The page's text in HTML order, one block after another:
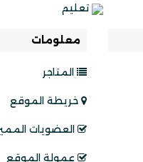
تعليم
معلومات
المتاجر
خريطة الموقع
العضويات
عمولة الموقع